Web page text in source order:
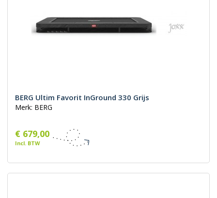
BERG Ultim Favorit InGround 330 Grijs
Merk: BERG
€ 679,00
Incl. BTW